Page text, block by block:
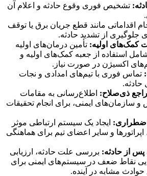
تشخیص فوری وقوع حادثه و اعلام آن
اقداماتی مانند قطع جریان برق یا توقف
جلوگیری از تشدید حادثه.
کمک‌های اولیه: تأمین درمان‌های اولیه
استفاده از جعبه کمک‌های اولیه و
اکسیژن در صورت نیاز.
تماس فوری با تیم‌های امدادی و نجات
حادثه.
ذی‌صلاح: اطلاع‌رسانی به مقامات
و سازمان‌های ایمنی، برای انجام تحقیقات
ایجاد یک سیستم ارتباطی موثر
و سایر اعضای تیم برای هماهنگی
پس از حادثه: بررسی علت حادثه، ارزیابی
نقاط ضعف در سیستم‌های ایمنی برای
مشابه در آینده.